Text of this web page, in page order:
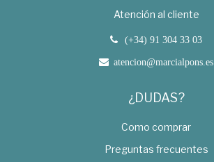
Atención al cliente
(+34) 91 304 33 03
atencion@marcialpons.es
¿DUDAS?
Como comprar
Preguntas frecuentes